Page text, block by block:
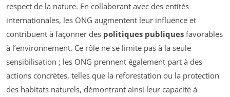
respect de la nature. En collaborant avec des entités
internationales, les ONG augmentent leur influence et
contribuent à façonner des politiques publiques favorables
à l’environnement. Ce rôle ne se limite pas à la seule
sensibilisation ; les ONG prennent également part à des
actions concrètes, telles que la reforestation ou la protection
des habitats naturels, démontrant ainsi leur capacité à